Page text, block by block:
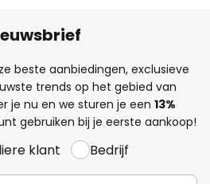
beste aanbiedingen, exclusieve
trends op het gebied van
je nu en we sturen je een 13%
gebruiken bij je eerste aankoop!
klant Bedrijf